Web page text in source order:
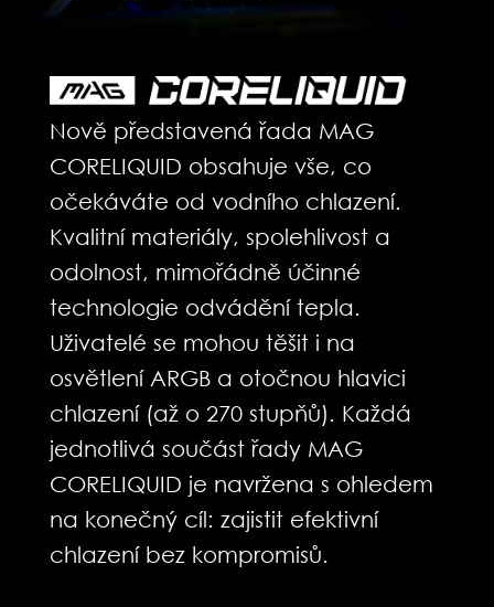
Nově představená řada MAG
CORELIQUID obsahuje vše, co
očekáváte od vodního chlazení.
Kvalitní materiály, spolehlivost a
odolnost, mimořádně účinné
technologie odvádění tepla.
Uživatelé se mohou těšit i na
osvětlení ARGB a otočnou hlavici
chlazení (až o 270 stupňů). Každá
jednotlivá součást řady MAG
CORELIQUID je navržena s ohledem
na konečný cíl: zajistit efektivní
chlazení bez kompromisů.